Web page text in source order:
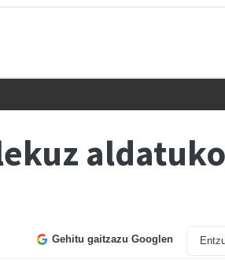
Gehitu gaitzazu Googlen